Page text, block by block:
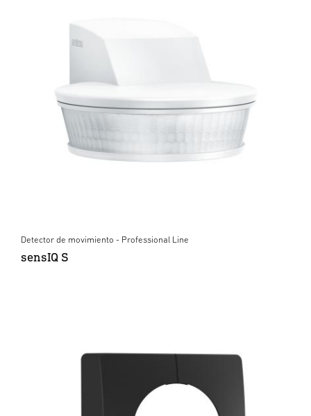
Detector de movimiento - Professional Line
sensIQ S